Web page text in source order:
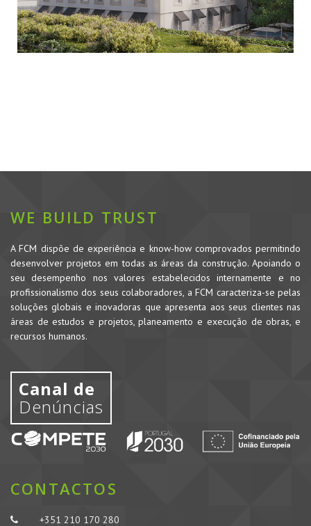
WE BUILD TRUST
A FCM dispõe de experiência e know-how comprovados permitindo
desenvolver projetos em todas as áreas da construção. Apoiando o
seu desempenho nos valores estabelecidos internamente e no
profissionalismo dos seus colaboradores, a FCM caracteriza-se pelas
soluções globais e inovadoras que apresenta aos seus clientes nas
áreas de estudos e projetos, planeamento e execução de obras, e
recursos humanos.
Canal de
Denúncias
CONTACTOS
+351 210 170 280